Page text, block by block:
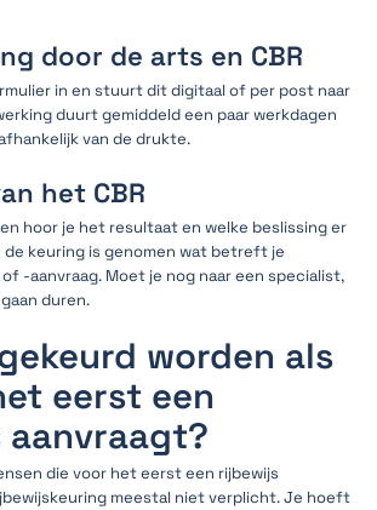
door de arts en CBR
in en stuurt dit digitaal of per post naar
duurt gemiddeld een paar werkdagen
van de drukte.
het CBR
hoor je het resultaat en welke beslissing er
de keuring is genomen wat betreft je
-aanvraag. Moet je nog naar een specialist,
duren.
worden als
eerst een
die voor het eerst een rijbewijs
meestal niet verplicht. Je hoeft